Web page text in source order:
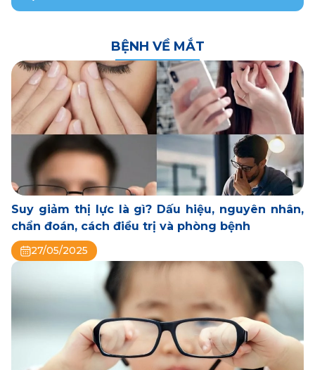
BỆNH VỀ MẮT
Suy giảm thị lực là gì? Dấu hiệu, nguyên nhân,
chẩn đoán, cách điều trị và phòng bệnh
27/05/2025